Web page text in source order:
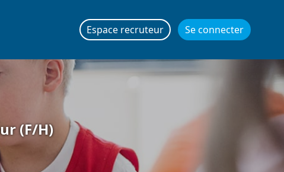
Espace recruteur Se connecter
(F/H)